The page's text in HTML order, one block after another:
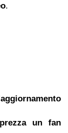
.
un fan